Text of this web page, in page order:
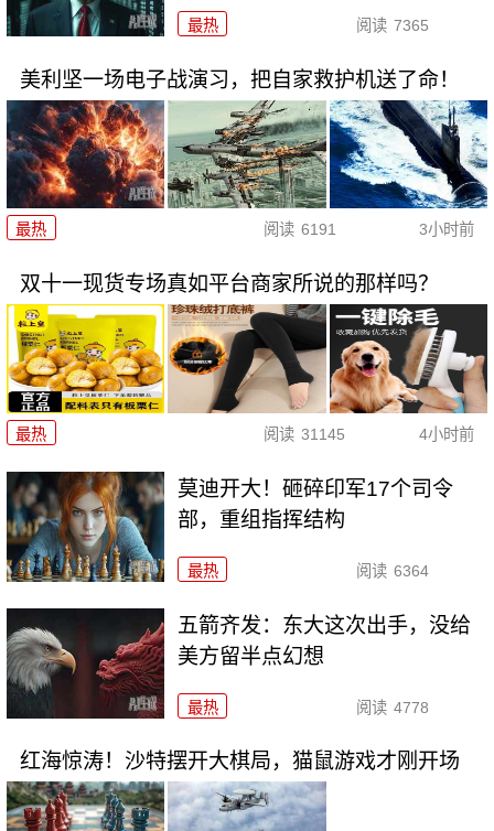
最热 阅读 7365
美利坚一场电子战演习，把自家救护机送了命！
最热 阅读 6191 3小时前
双十一现货专场真如平台商家所说的那样吗？
最热 阅读 31145 4小时前
莫迪开大！砸碎印军17个司令
部，重组指挥结构
最热 阅读 6364
五箭齐发：东大这次出手，没给
美方留半点幻想
最热 阅读 4778
红海惊涛！沙特摆开大棋局，猫鼠游戏才刚开场